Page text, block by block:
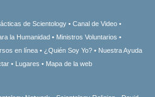
de Scientology
Canal de Video
la Humanidad
Ministros Voluntarios
en línea ¿Quién Soy Yo?
Nuestra Ayuda
Lugares Mapa de la web